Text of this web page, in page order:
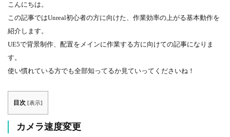
こんにちは。
この記事ではUnreal初心者の方に向けた、作業効率の上がる基本動作を
紹介します。
UE5で背景制作、配置をメインに作業する方に向けての記事になりま
す。
使い慣れている方でも全部知ってるか見ていってくださいね！
目次 [表示]
カメラ速度変更